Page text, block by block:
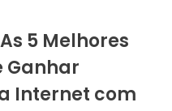
5 Melhores
Ganhar
Internet com